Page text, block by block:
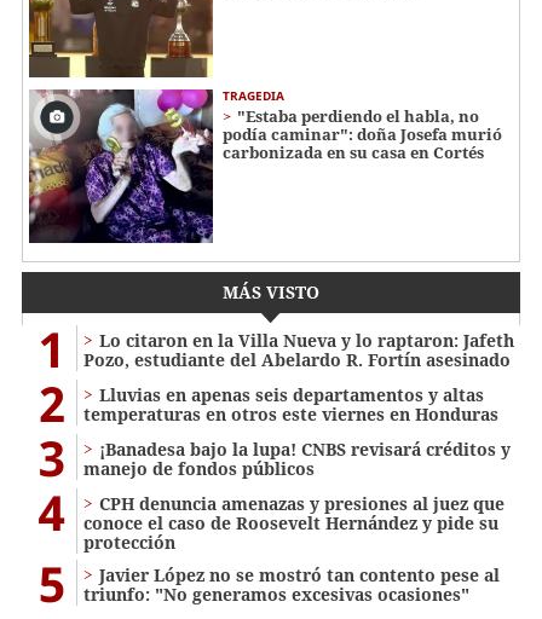
TRAGEDIA
"Estaba perdiendo el habla, no
podía caminar": doña Josefa murió
carbonizada en su casa en Cortés
MÁS VISTO
1
Lo citaron en la Villa Nueva y lo raptaron: Jafeth
Pozo, estudiante del Abelardo R. Fortín asesinado
2
Lluvias en apenas seis departamentos y altas
temperaturas en otros este viernes en Honduras
3
¡Banadesa bajo la lupa! CNBS revisará créditos y
manejo de fondos públicos
4
CPH denuncia amenazas y presiones al juez que
conoce el caso de Roosevelt Hernández y pide su
protección
5
Javier López no se mostró tan contento pese al
triunfo: "No generamos excesivas ocasiones"